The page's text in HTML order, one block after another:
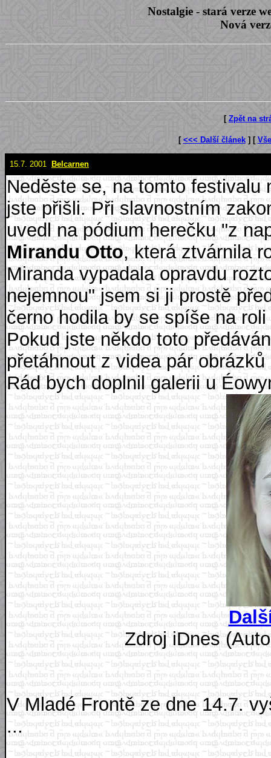
Nostalgie - stará verze
Nová
[ Zpět na
[ <<< Další článek] [
15.7. 2001 Belcarnen
Neděste se, na tomto festivalu
jste přišli. Při slavnostním
uvedl na pódium herečku "z
Mirandu Otto, která ztvárnila
Miranda vypadala opravdu
nejemnou" jsem si ji prostě
černo hodila by se spíše na roli
Pokud jste někdo toto
přetáhnout z videa pár
Rád bych doplnil galerii u
Zdroj iDnes
V Mladé Frontě ze dne 14.7.
...